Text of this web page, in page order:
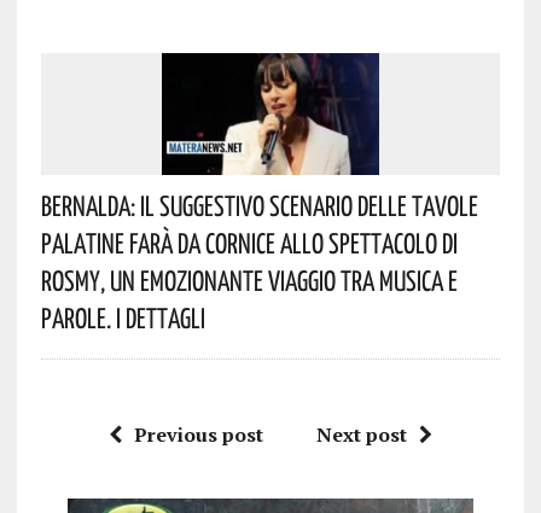
Bernalda: Il Suggestivo Scenario Delle Tavole
Palatine Farà Da Cornice Allo Spettacolo Di
Rosmy, Un Emozionante Viaggio Tra Musica E
Parole. I Dettagli
Previous post Next post